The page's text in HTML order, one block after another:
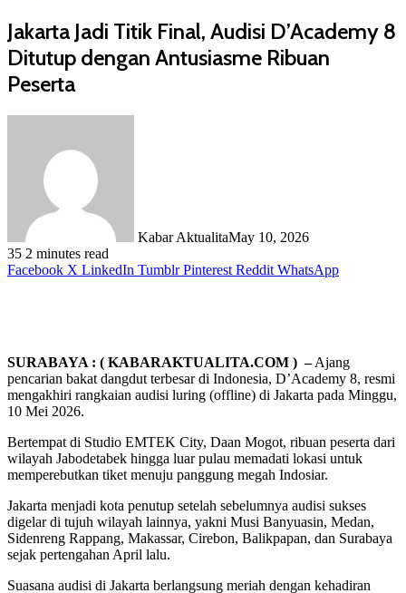
Jakarta Jadi Titik Final, Audisi D’Academy 8
Ditutup dengan Antusiasme Ribuan
Peserta
Kabar AktualitaMay 10, 2026
35 2 minutes read
Facebook X LinkedIn Tumblr Pinterest Reddit WhatsApp
SURABAYA : ( KABARAKTUALITA.COM ) –Ajang
pencarian bakat dangdut terbesar di Indonesia, D’Academy 8, resmi
mengakhiri rangkaian audisi luring (offline) di Jakarta pada Minggu,
10 Mei 2026.
Bertempat di Studio EMTEK City, Daan Mogot, ribuan peserta dari
wilayah Jabodetabek hingga luar pulau memadati lokasi untuk
memperebutkan tiket menuju panggung megah Indosiar.
Jakarta menjadi kota penutup setelah sebelumnya audisi sukses
digelar di tujuh wilayah lainnya, yakni Musi Banyuasin, Medan,
Sidenreng Rappang, Makassar, Cirebon, Balikpapan, dan Surabaya
sejak pertengahan April lalu.
Suasana audisi di Jakarta berlangsung meriah dengan kehadiran